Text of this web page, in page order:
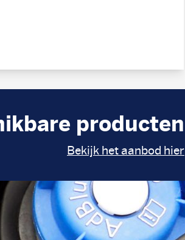
producten
Bekijk het aanbod hier